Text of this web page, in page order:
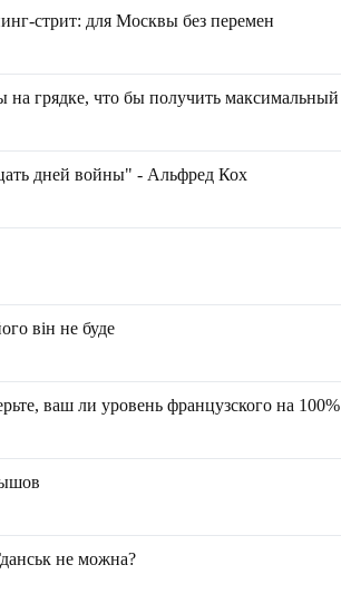
стрит: для Москвы без перемен
на грядке, что бы получить максимальный
дней войны" - Альфред Кох
він не буде
ваш ли уровень французского на 100%
не можна?